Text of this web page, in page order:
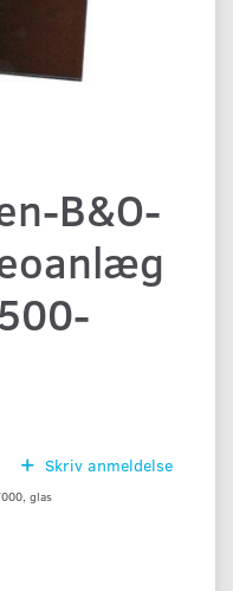
B&O-
Skriv anmeldelse
glas